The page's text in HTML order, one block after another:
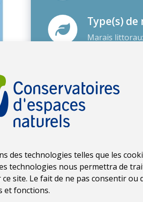
technologies telles que les
technologies nous permettra de
site. Le fait de ne pas consentir ou
et fonctions.
Type(s)
Marais
Lutte contre
Date de
Depuis 2004